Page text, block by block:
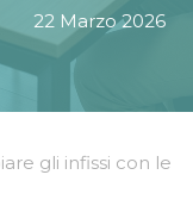
22 Marzo 2026
gli infissi con le